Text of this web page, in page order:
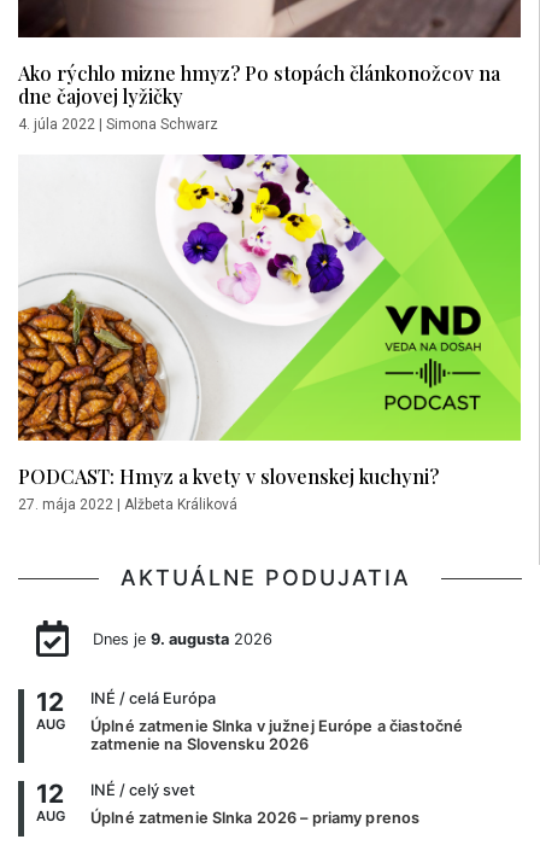
Ako rýchlo mizne hmyz? Po stopách článkonožcov na
dne čajovej lyžičky
4. júla 2022 Simona Schwarz
PODCAST: Hmyz a kvety v slovenskej kuchyni?
27. mája 2022 | Alžbeta Králiková
AKTUÁLNE PODUJATIA
Dnes je 9. augusta2026
12
AUG
INÉ / celá Európa
Úplné zatmenie Slnka v južnej Európe a čiastočné
zatmenie na Slovensku 2026
12
AUG
INÉ / celý svet
Úplné zatmenie Slnka 2026 – priamy prenos